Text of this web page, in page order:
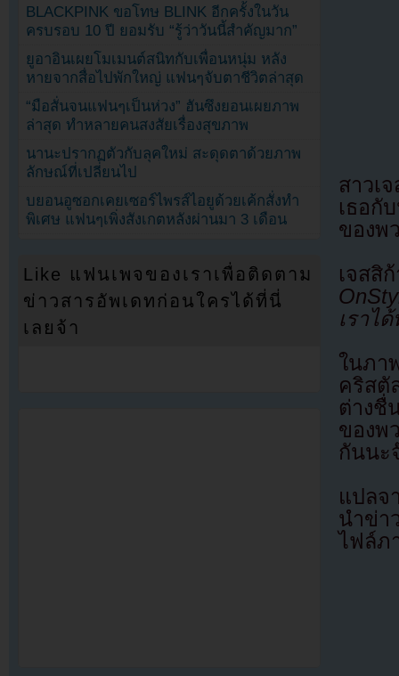
สาวเ
เธอกั
ของพ
เจส
เราไ
ในภ
คริสตั
ต่างชื่
ของพ
กันนะ
แปลจ
นำข่า
ไฟล์ภ
BLACKPINK ขอโทษ BLINK อีกครั้งในวัน
ครบรอบ 10 ปี ยอมรับ “รู้ว่าวันนี้สำคัญมาก”
ยูอาอินเผยโมเมนต์สนิทกับเพื่อนหนุ่ม หลัง
หายจากสื่อไปพักใหญ่ แฟนๆจับตาชีวิตล่าสุด
“มือสั่นจนแฟนๆเป็นห่วง” ฮันซึงยอนเผยภาพ
ล่าสุด ทำหลายคนสงสัยเรื่องสุขภาพ
นานะปรากฏตัวกับลุคใหม่ สะดุดตาด้วยภาพ
ลักษณ์ที่เปลี่ยนไป
บยอนอูซอกเคยเซอร์ไพรส์ไอยูด้วยเค้กสั่งทำ
พิเศษ แฟนๆเพิ่งสังเกตหลังผ่านมา 3 เดือน
Like แฟนเพจของเราเพื่อติดตาม
ข่าวสารอัพเดทก่อนใครได้ที่นี่
เลยจ้า